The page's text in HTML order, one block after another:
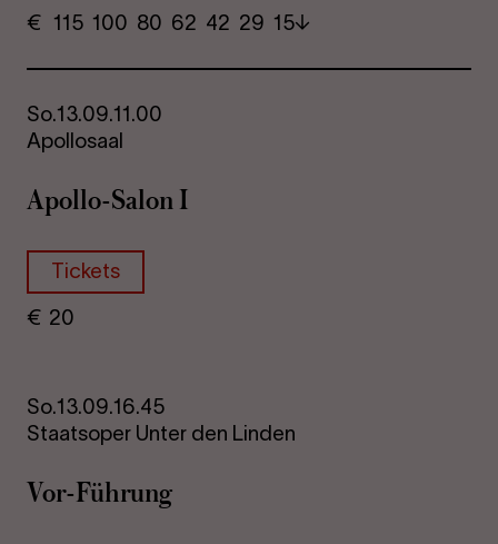
€ ​ 115 100 80​ 62 42 29​ 15
So.13.09.11.00
Apollosaal
Apollo-​Salon I
Tickets
€​ 20
So.13.09.16.45
Staatsoper Unter den Linden
Vor-​Führung